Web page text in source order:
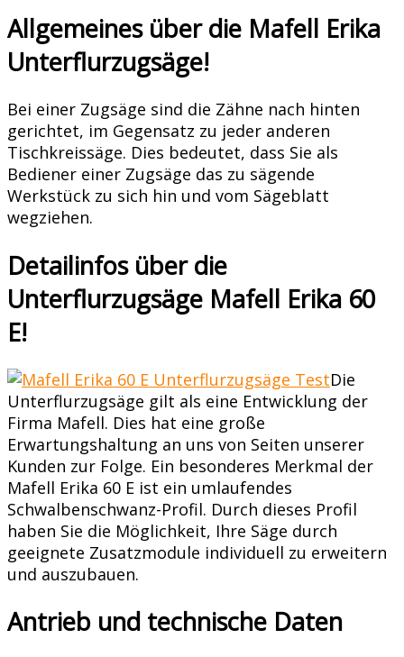
Allgemeines über die Mafell Erika
Unterflurzugsäge!
Bei einer Zugsäge sind die Zähne nach hinten
gerichtet, im Gegensatz zu jeder anderen
Tischkreissäge. Dies bedeutet, dass Sie als
Bediener einer Zugsäge das zu sägende
Werkstück zu sich hin und vom Sägeblatt
wegziehen.
Detailinfos über die
Unterflurzugsäge Mafell Erika 60
E!
Die
Unterflurzugsäge gilt als eine Entwicklung der
Firma Mafell. Dies hat eine große
Erwartungshaltung an uns von Seiten unserer
Kunden zur Folge. Ein besonderes Merkmal der
Mafell Erika 60 E ist ein umlaufendes
Schwalbenschwanz-Profil. Durch dieses Profil
haben Sie die Möglichkeit, Ihre Säge durch
geeignete Zusatzmodule individuell zu erweitern
und auszubauen.
Antrieb und technische Daten